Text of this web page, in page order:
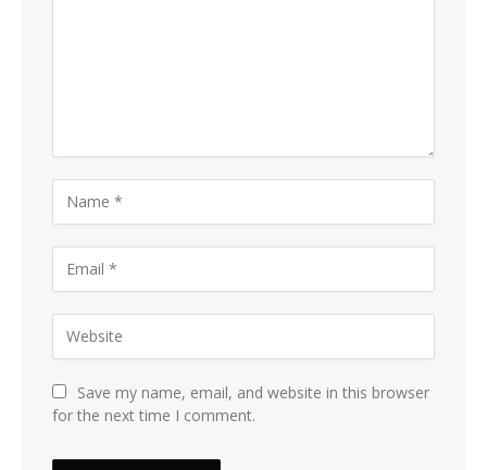
Save my name, email, and website in this browser
for the next time I comment.